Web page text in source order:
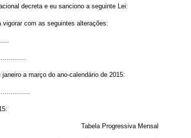
decreta e eu sanciono a seguinte Lei:
vigorar com as seguintes alterações:
a março do ano-calendário de 2015:
Tabela Progressiva Mensal